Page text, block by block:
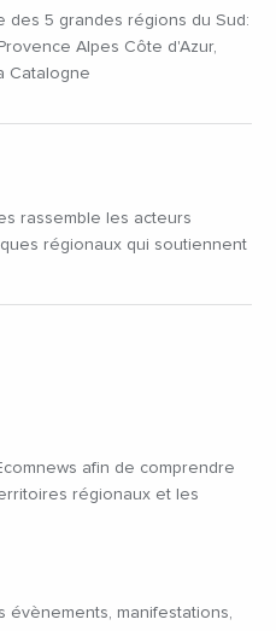
des 5 grandes régions du Sud:
Alpes Côte d'Azur,
Catalogne
afin de comprendre
régionaux et les
évènements, manifestations,
rassemble les acteurs
régionaux qui soutiennent